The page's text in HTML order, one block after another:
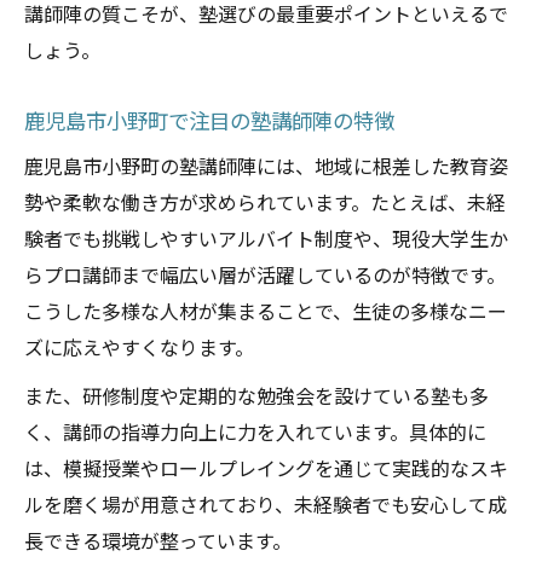
塾で実現する柔軟なシフト勤務の魅力
講師陣が支える塾の働きやすい環境とは
塾勤務で両立しやすい柔軟な条件を紹介
塾講師陣に人気の働き方を徹底解説
塾で無理なく続けられる勤務スタイル
自分に合う塾を見極める実践ポイント
塾選びで重視したい自分に合う講師陣
講師陣の雰囲気が塾選びの決め手になる
塾講師陣との相性を確かめる面談のコツ
塾の職場環境を見極めるチェックリスト
塾の講師陣と働きやすさを実感する方法
講師陣の質こそが、塾選びの最重要ポイントといえるで
しょう。
鹿児島市小野町で注目の塾講師陣の特徴
鹿児島市小野町の塾講師陣には、地域に根差した教育姿
勢や柔軟な働き方が求められています。たとえば、未経
験者でも挑戦しやすいアルバイト制度や、現役大学生か
らプロ講師まで幅広い層が活躍しているのが特徴です。
こうした多様な人材が集まることで、生徒の多様なニー
ズに応えやすくなります。
また、研修制度や定期的な勉強会を設けている塾も多
く、講師の指導力向上に力を入れています。具体的に
は、模擬授業やロールプレイングを通じて実践的なスキ
ルを磨く場が用意されており、未経験者でも安心して成
長できる環境が整っています。